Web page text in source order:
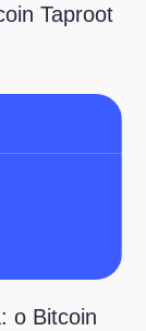
Taproot
o Bitcoin